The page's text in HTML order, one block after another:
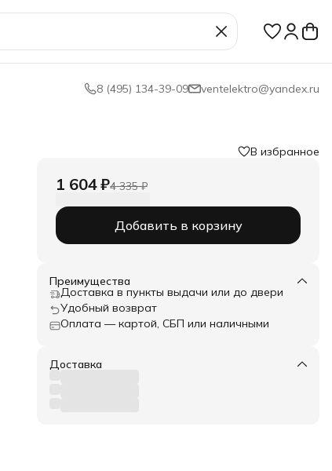
8 (495) 134-39-09 ventelektro@yandex.ru
В избранное
1 604 ₽4 335 ₽
Добавить в корзину
Преимущества
Доставка в пункты выдачи или до двери
Удобный возврат
Оплата — картой, СБП или наличными
Доставка